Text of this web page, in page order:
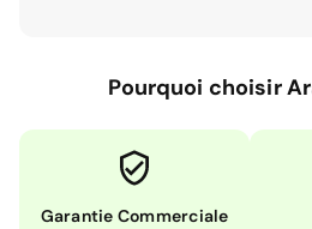
Pourquoi choisir
Garantie Commerciale